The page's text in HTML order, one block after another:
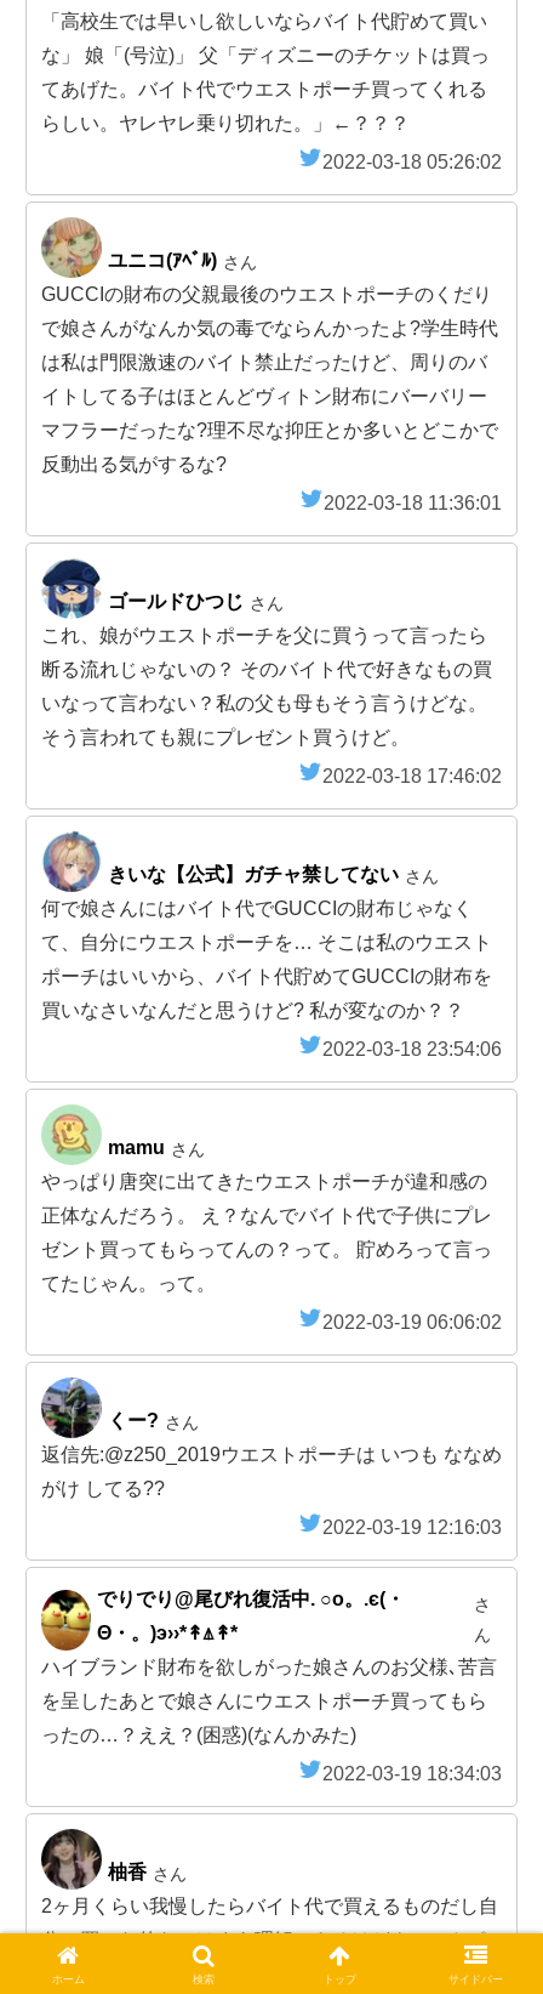
「高校生では早いし欲しいならバイト代貯めて買い
な」 娘「(号泣)」 父「ディズニーのチケットは買っ
てあげた。バイト代でウエストポーチ買ってくれる
らしい。ヤレヤレ乗り切れた。」←？？？
2022-03-18 05:26:02
ユニコ(ｱﾍﾞﾙ) さん
GUCCIの財布の父親最後のウエストポーチのくだり
で娘さんがなんか気の毒でならんかったよ?学生時代
は私は門限激速のバイト禁止だったけど、周りのバ
イトしてる子はほとんどヴィトン財布にバーバリー
マフラーだったな?理不尽な抑圧とか多いとどこかで
反動出る気がするな?
2022-03-18 11:36:01
ゴールドひつじ さん
これ、娘がウエストポーチを父に買うって言ったら
断る流れじゃないの？ そのバイト代で好きなもの買
いなって言わない？私の父も母もそう言うけどな。
そう言われても親にプレゼント買うけど。
2022-03-18 17:46:02
きいな【公式】ガチャ禁してない さん
何で娘さんにはバイト代でGUCCIの財布じゃなく
て、自分にウエストポーチを… そこは私のウエスト
ポーチはいいから、バイト代貯めてGUCCIの財布を
買いなさいなんだと思うけど? 私が変なのか？？
2022-03-18 23:54:06
mamu さん
やっぱり唐突に出てきたウエストポーチが違和感の
正体なんだろう。 え？なんでバイト代で子供にプレ
ゼント買ってもらってんの？って。 貯めろって言っ
てたじゃん。って。
2022-03-19 06:06:02
くー? さん
返信先:@z250_2019ウエストポーチは いつも ななめ
がけ してる??
2022-03-19 12:16:03
でりでり@尾びれ復活中. ○o。.є(・
Θ・。)э››*↟⍋↟*
さ
ん
ハイブランド財布を欲しがった娘さんのお父様､苦言
を呈したあとで娘さんにウエストポーチ買ってもら
ったの…？ええ？(困惑)(なんかみた)
2022-03-19 18:34:03
柚香 さん
2ヶ月くらい我慢したらバイト代で買えるものだし自
分で買いな的なのはまあ理解できるけどウエストポ
ーチプレゼントするね的なこと言われたらそんなの
ホーム 検索 トップ サイドバー